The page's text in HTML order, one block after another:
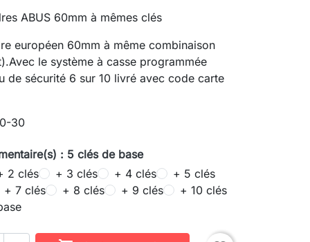
ABUS 60mm à mêmes clés
européen 60mm à même combinaison
le système à casse programmée
de sécurité 6 sur 10 livré avec code carte
30
: 5 clés de base
2 clés + 3 clés + 4 clés
+ 5 clés
+ 7 clés + 8 clés + 9 clés
+ 10 clés